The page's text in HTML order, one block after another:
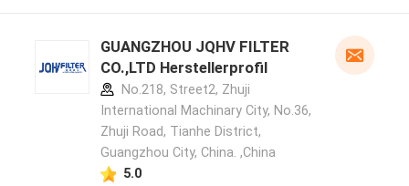
GUANGZHOU JQHV FILTER
CO.,LTD Herstellerprofil
No.218, Street2, Zhuji
International Machinary City, No.36,
Zhuji Road, Tianhe District,
Guangzhou City, China. ,China
5.0